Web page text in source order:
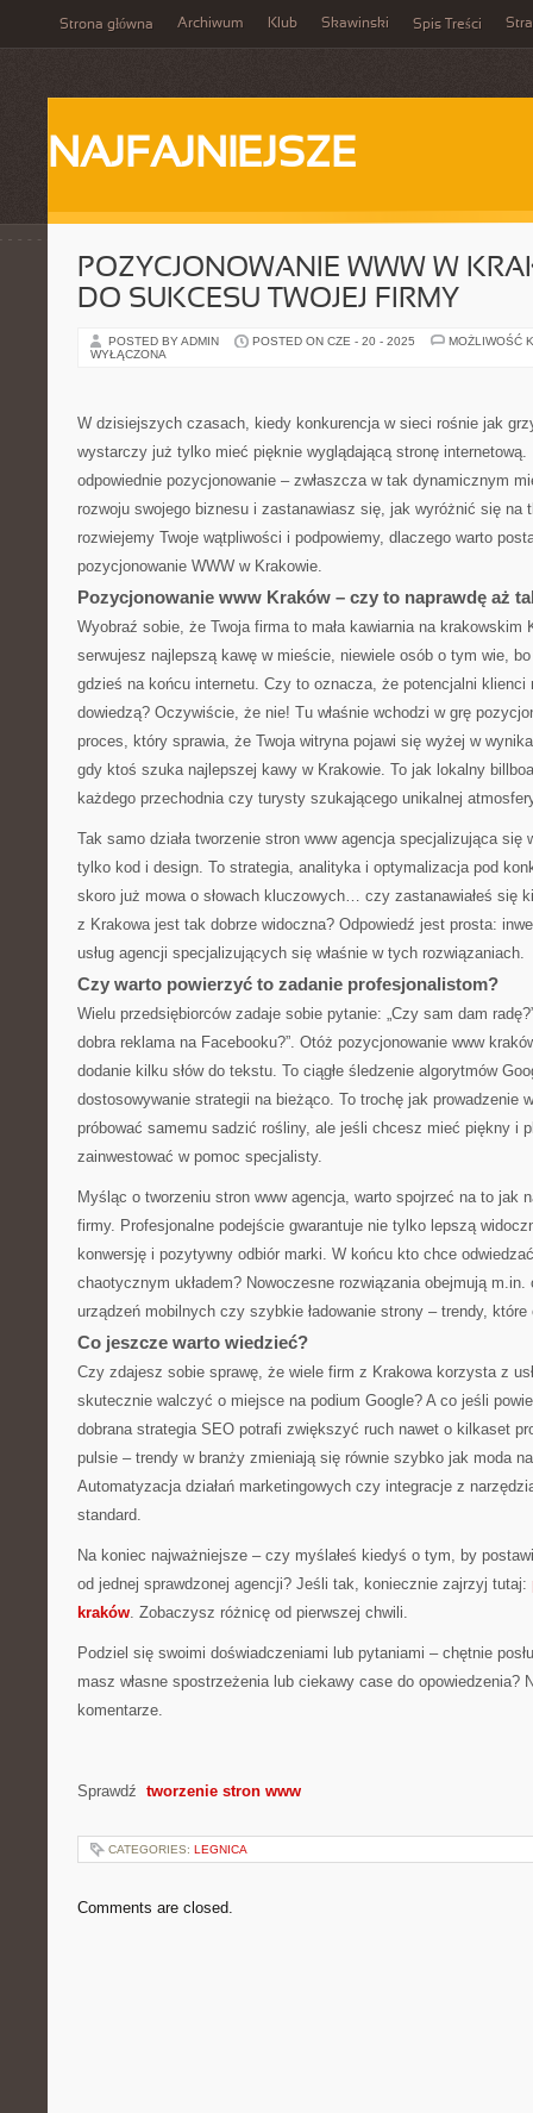
Strona główna Archiwum Klub Skawinski Spis Treści
NAJFAJNIEJSZE
POZYCJONOWANIE WWW W
DO SUKCESU TWOJEJ FIRMY
POSTED BY ADMIN POSTED ON CZE - 20 - 2025
MOŻLIWOŚĆ
WYŁĄCZONA
W dzisiejszych czasach, kiedy konkurencja w sieci rośnie jak
wystarczy już tylko mieć pięknie wyglądającą stronę
odpowiednie pozycjonowanie – zwłaszcza w tak dynamicznym
rozwoju swojego biznesu i zastanawiasz się, jak wyróżnić się na
rozwiejemy Twoje wątpliwości i podpowiemy, dlaczego warto
pozycjonowanie WWW w Krakowie.
Pozycjonowanie www Kraków – czy to naprawdę aż
Wyobraź sobie, że Twoja firma to mała kawiarnia na krakowskim
serwujesz najlepszą kawę w mieście, niewiele osób o tym wie,
gdzieś na końcu internetu. Czy to oznacza, że potencjalni klienci
dowiedzą? Oczywiście, że nie! Tu właśnie wchodzi w grę
proces, który sprawia, że Twoja witryna pojawi się wyżej w
gdy ktoś szuka najlepszej kawy w Krakowie. To jak lokalny
każdego przechodnia czy turysty szukającego unikalnej
Tak samo działa tworzenie stron www agencja specjalizująca się
tylko kod i design. To strategia, analityka i optymalizacja pod
skoro już mowa o słowach kluczowych… czy zastanawiałeś się
z Krakowa jest tak dobrze widoczna? Odpowiedź jest prosta:
usług agencji specjalizujących się właśnie w tych rozwiązaniach.
Czy warto powierzyć to zadanie profesjonalistom?
Wielu przedsiębiorców zadaje sobie pytanie: „Czy sam dam
dobra reklama na Facebooku?”. Otóż pozycjonowanie www
dodanie kilku słów do tekstu. To ciągłe śledzenie algorytmów
dostosowywanie strategii na bieżąco. To trochę jak prowadzenie
próbować samemu sadzić rośliny, ale jeśli chcesz mieć piękny i
zainwestować w pomoc specjalisty.
Myśląc o tworzeniu stron www agencja, warto spojrzeć na to jak
firmy. Profesjonalne podejście gwarantuje nie tylko lepszą
konwersję i pozytywny odbiór marki. W końcu kto chce
chaotycznym układem? Nowoczesne rozwiązania obejmują
urządzeń mobilnych czy szybkie ładowanie strony – trendy,
Co jeszcze warto wiedzieć?
Czy zdajesz sobie sprawę, że wiele firm z Krakowa korzysta z
skutecznie walczyć o miejsce na podium Google? A co jeśli
dobrana strategia SEO potrafi zwiększyć ruch nawet o kilkaset
pulsie – trendy w branży zmieniają się równie szybko jak moda
Automatyzacja działań marketingowych czy integracje z
standard.
Na koniec najważniejsze – czy myślałeś kiedyś o tym, by
od jednej sprawdzonej agencji? Jeśli tak, koniecznie zajrzyj tutaj:
kraków. Zobaczysz różnicę od pierwszej chwili.
Podziel się swoimi doświadczeniami lub pytaniami – chętnie
masz własne spostrzeżenia lub ciekawy case do opowiedzenia?
komentarze.
Sprawdź tworzenie stron www
CATEGORIES: LEGNICA
Comments are closed.